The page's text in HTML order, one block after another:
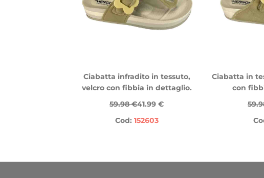
Ciabatta infradito in tessuto,
velcro con fibbia in dettaglio.
59.98 €41.99 €
Cod: 152603
Ciabatta in
con